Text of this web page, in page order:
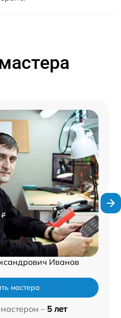
Иванов
мастера
– 5 лет